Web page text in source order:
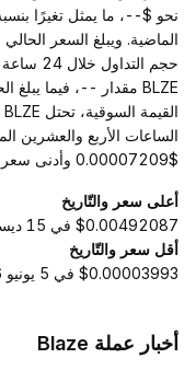
$0.00007209 وأدنى سعر عند $0.00006674.
أعلى سعر والتّاريخ
$0.00492087 في 15 ديسمبر 2023
أقل سعر والتّاريخ
$0.00003993 في 5 يونيو 2026
أخبار عملة Blaze